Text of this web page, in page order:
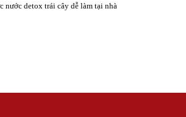
nước detox trái cây dễ làm tại nhà